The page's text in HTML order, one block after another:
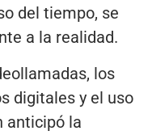
del tiempo, se
a la realidad.
los
digitales y el uso
anticipó la